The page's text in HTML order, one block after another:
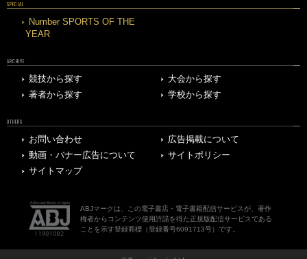
SPECIAL
Number SPORTS OF THE
YEAR
ARCHIVE
競技から探す
大会から探す
著者から探す
学校から探す
OTHERS
お問い合わせ
広告掲載について
動画・バナー広告について
サイトポリシー
サイトマップ
ABJマークは、この電子書店・電子書籍配信サービスが、著作
権者からコンテンツ使用許諾を得た正規版配信サービスである
ことを示す登録商標（登録番号6091713号）です。